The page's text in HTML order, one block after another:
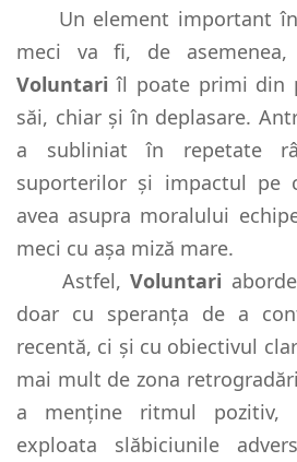
Un element important în
meci va fi, de
Voluntari îl poate primi din
săi, chiar și în deplasare.
a subliniat în repetate
suporterilor și impactul pe
avea asupra moralului
meci cu așa miză mare.
Astfel,Voluntari
doar cu speranța de a
recentă, ci și cu obiectivul
mai mult de zona
a menține ritmul pozitiv,
exploata slăbiciunile